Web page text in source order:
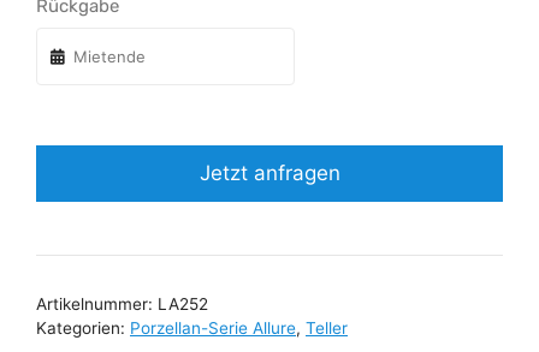
Rückgabe
Jetzt anfragen
Artikelnummer: LA252
Kategorien: Porzellan-Serie Allure, Teller